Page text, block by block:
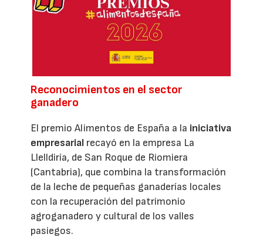
Reconocimientos en el sector
ganadero
El premio Alimentos de España a la iniciativa
empresarial recayó en la empresa La
Llelldiría, de San Roque de Riomiera
(Cantabria), que combina la transformación
de la leche de pequeñas ganaderías locales
con la recuperación del patrimonio
agroganadero y cultural de los valles
pasiegos.